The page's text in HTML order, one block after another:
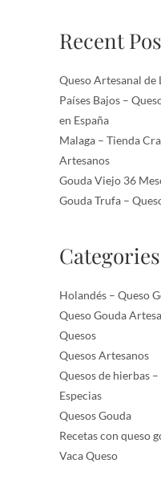
Recent
Queso Artesanal de
Países Bajos –
en España
Malaga – Tienda
Artesanos
Gouda Viejo 36
Gouda Trufa –
Categories
Holandés – Queso
Queso Gouda
Quesos
Quesos Artesanos
Quesos de hierbas
Especias
Quesos Gouda
Recetas con queso
Vaca Queso